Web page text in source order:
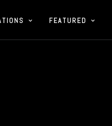
FEATURED